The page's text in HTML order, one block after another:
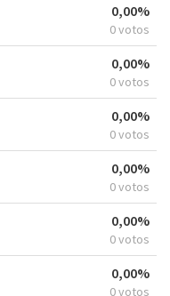
0,00%
0 votos
0,00%
0 votos
0,00%
0 votos
0,00%
0 votos
0,00%
0 votos
0,00%
0 votos